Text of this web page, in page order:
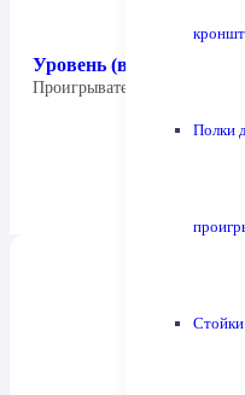
Полки
Уровень (ватерпас)
Проигрыватель установлен